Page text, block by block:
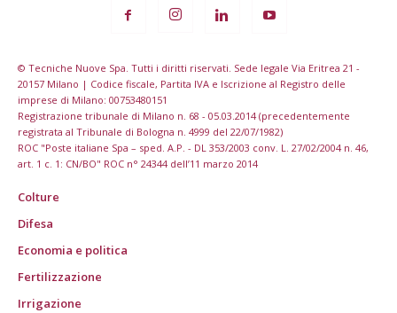
© Tecniche Nuove Spa. Tutti i diritti riservati. Sede legale Via Eritrea 21 -
20157 Milano | Codice fiscale, Partita IVA e Iscrizione al Registro delle
imprese di Milano: 00753480151
Registrazione tribunale di Milano n. 68 - 05.03.2014 (precedentemente
registrata al Tribunale di Bologna n. 4999 del 22/07/1982)
ROC "Poste italiane Spa – sped. A.P. - DL 353/2003 conv. L. 27/02/2004 n. 46,
art. 1 c. 1: CN/BO" ROC n° 24344 dell’11 marzo 2014
Colture
Difesa
Economia e politica
Fertilizzazione
Irrigazione